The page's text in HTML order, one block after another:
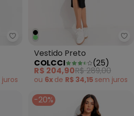
Colcci - Vestido Tule Preto
juros
Vestido Preto
COLCCI
(25)
R$ 204,90R$ 289,00
ou 6x de R$ 34,15 sem juros
-20%